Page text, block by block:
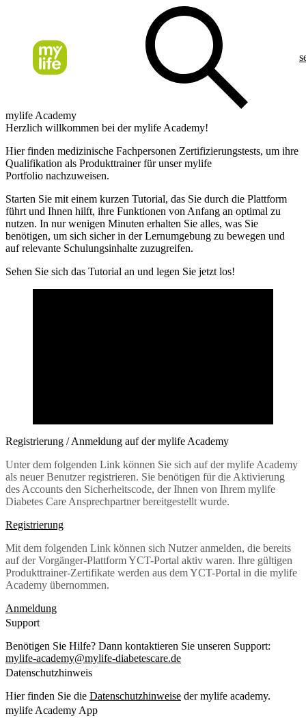
mylife Academy
Herzlich willkommen bei der mylife Academy!
Hier finden medizinische Fachpersonen Zertifizierungstests, um ihre
Qualifikation als Produkttrainer für unser mylife
Portfolio nachzuweisen.
Starten Sie mit einem kurzen Tutorial, das Sie durch die Plattform
führt und Ihnen hilft, ihre Funktionen von Anfang an optimal zu
nutzen. In nur wenigen Minuten erhalten Sie alles, was Sie
benötigen, um sich sicher in der Lernumgebung zu bewegen und
auf relevante Schulungsinhalte zuzugreifen.
Sehen Sie sich das Tutorial an und legen Sie jetzt los!
Registrierung / Anmeldung auf der mylife Academy
Unter dem folgenden Link können Sie sich auf der mylife Academy
als neuer Benutzer registrieren. Sie benötigen für die Aktivierung
des Accounts den Sicherheitscode, der Ihnen von Ihrem mylife
Diabetes Care Ansprechpartner bereitgestellt wurde.
Registrierung
Mit dem folgenden Link können sich Nutzer anmelden, die bereits
auf der Vorgänger-Plattform YCT-Portal aktiv waren. Ihre gültigen
Produkttrainer-Zertifikate werden aus dem YCT-Portal in die mylife
Academy übernommen.
Anmeldung
Support
Benötigen Sie Hilfe? Dann kontaktieren Sie unseren Support:
mylife-academy@mylife-diabetescare.de
Datenschutzhinweis
Hier finden Sie die Datenschutzhinweise der mylife academy.
mylife Academy App